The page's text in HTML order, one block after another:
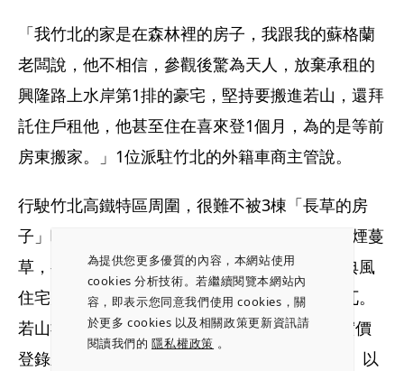
為提供您更多優質的內容，本網站使用
cookies 分析技術。若繼續閱覽本網站內
容，即表示您同意我們使用 cookies，關
於更多 cookies 以及相關政策更新資訊請
閱讀我們的隱私權政策 。
「我竹北的家是在森林裡的房子，我跟我的蘇格蘭
老闆說，他不相信，參觀後驚為天人，放棄承租的
興隆路上水岸第1排的豪宅，堅持要搬進若山，還拜
託住戶租他，他甚至住在喜來登1個月，為的是等前
房東搬家。」1位派駐竹北的外籍車商主管說。
行駛竹北高鐵特區周圍，很難不被3棟「長草的房
子」吸引。第1次看到的人，都忍不住說：「荒煙蔓
草，有住人嗎？」對比附近的現代風、歐式古典風
住宅大樓，半畝塘的若山系列大樓顯得格外突兀。
若山社區是新竹3大豪宅之一，根據2022年的實價
登錄新竹前10大豪宅顯示，「若山NO2若合山」以